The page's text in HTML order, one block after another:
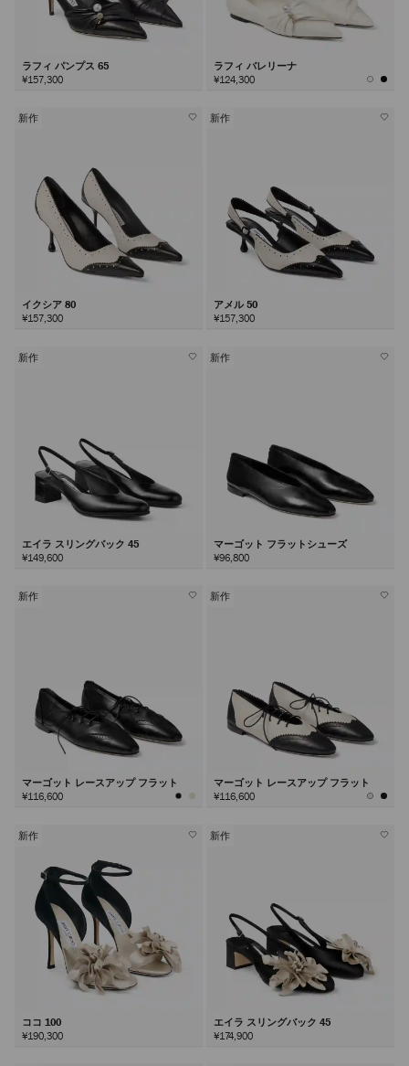
ラフィ パンプス 65
¥157,300
ラフィ バレリーナ
¥124,300
新作
イクシア 80
¥157,300
新作
アメル 50
¥157,300
新作
エイラ スリングバック 45
¥149,600
新作
マーゴット フラットシューズ
¥96,800
新作
マーゴット レースアップ フラット
¥116,600
新作
マーゴット レースアップ フラット
¥116,600
新作
ココ 100
¥190,300
新作
エイラ スリングバック 45
¥174,900